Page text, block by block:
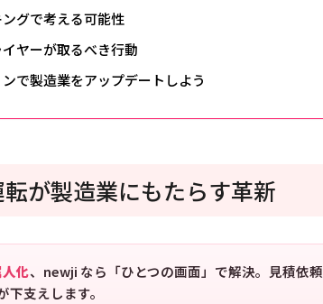
グで考える可能性
ヤーが取るべき行動
で製造業をアップデートしよう
が製造業にもたらす革新
化、newji なら「ひとつの画面」で解決。見積依頼
支えします。